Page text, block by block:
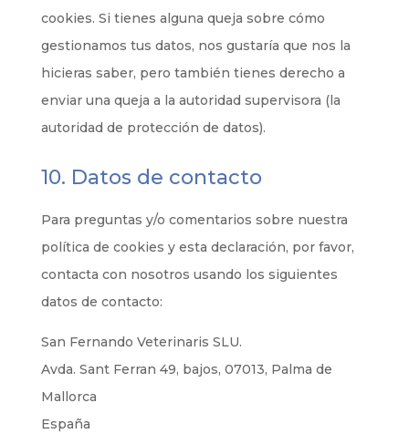
cookies. Si tienes alguna queja sobre cómo
gestionamos tus datos, nos gustaría que nos la
hicieras saber, pero también tienes derecho a
enviar una queja a la autoridad supervisora (la
autoridad de protección de datos).
10. Datos de contacto
Para preguntas y/o comentarios sobre nuestra
política de cookies y esta declaración, por favor,
contacta con nosotros usando los siguientes
datos de contacto:
San Fernando Veterinaris SLU.
Avda. Sant Ferran 49, bajos, 07013, Palma de
Mallorca
España